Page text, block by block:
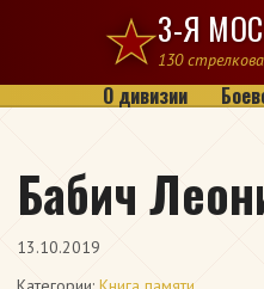
Перейти к содержимому
3-Я
130
О дивизии
Бабич
13.10.2019